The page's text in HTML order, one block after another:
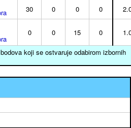
30 0 0 0
0 0 15 0
koji se ostvaruje odabirom izbornih